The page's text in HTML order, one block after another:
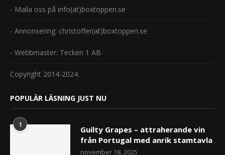
- Maila oss på info(at)boxtoppen.se
- Annonsering: christoffer(at)boxtoppen.se
- Webbmaster: Tecken 1 AB
Copyright 2014-2024.
POPULÄR LÄSNING JUST NU
1
Guilty Grapes – attraherande vin
från Portugal med anrik stamtavla
november 18, 2025